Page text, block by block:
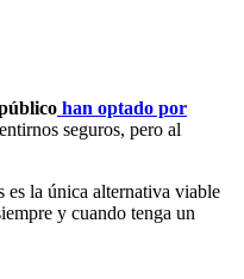
han optado por
seguros, pero al
es la única alternativa viable
y cuando tenga un